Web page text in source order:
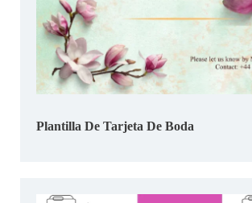
Plantilla De Tarjeta De Boda